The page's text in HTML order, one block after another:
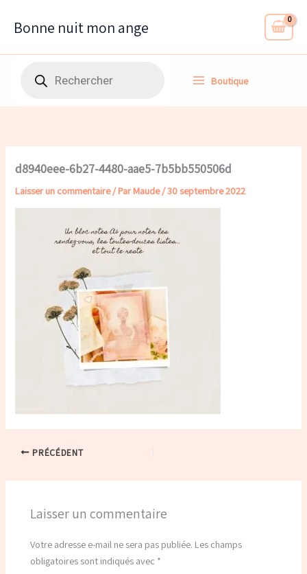
Bonne nuit mon ange
Boutique
d8940eee-6b27-4480-aae5-7b5bb550506d
Laisser un commentaire/ Par Maude/30 septembre 2022
PRÉCÉDENT
Laisser un commentaire
Votre adresse e-mail ne sera pas publiée. Les champs
obligatoires sont indiqués avec *